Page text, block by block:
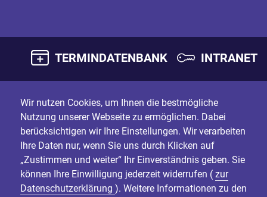
TERMINDATENBANK INTRANET
Wir nutzen Cookies, um Ihnen die bestmögliche
Nutzung unserer Webseite zu ermöglichen. Dabei
berücksichtigen wir Ihre Einstellungen. Wir verarbeiten
Ihre Daten nur, wenn Sie uns durch Klicken auf
„Zustimmen und weiter“ Ihr Einverständnis geben. Sie
können Ihre Einwilligung jederzeit widerrufen ( zur
Datenschutzerklärung ). Weitere Informationen zu den